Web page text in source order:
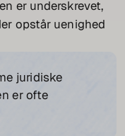
er underskrevet,
opstår uenighed
juridiske
er ofte